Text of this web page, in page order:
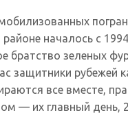
началось с
братство зеленых
защитники рубежей
все вместе,
— их главный день,